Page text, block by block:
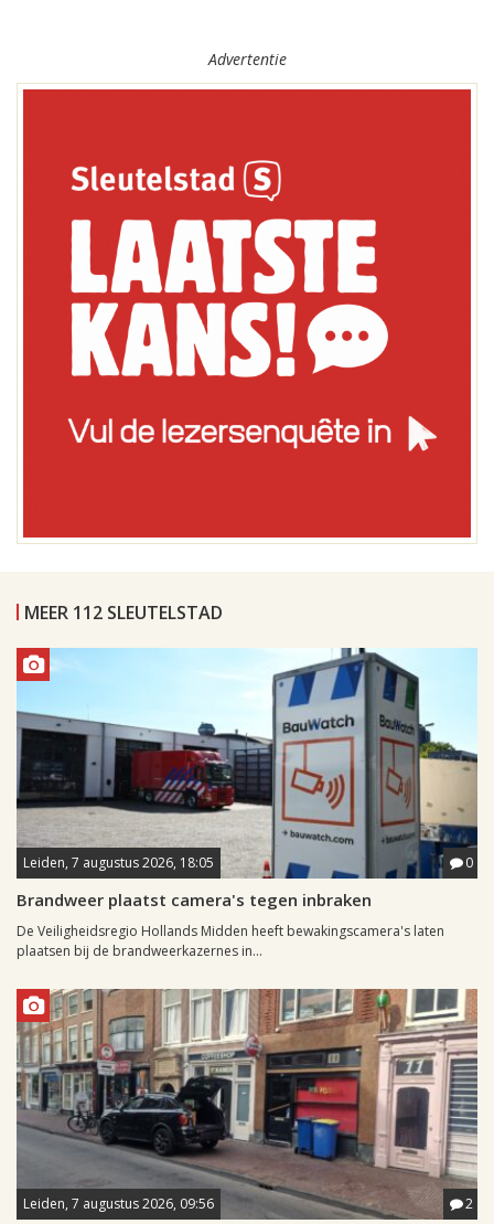
Advertentie
MEER 112 SLEUTELSTAD
Leiden, 7 augustus 2026, 18:05 0
Brandweer plaatst camera's tegen inbraken
De Veiligheidsregio Hollands Midden heeft bewakingscamera's laten
plaatsen bij de brandweerkazernes in...
Leiden, 7 augustus 2026, 09:56 2